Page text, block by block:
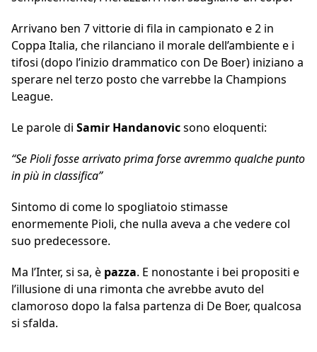
Arrivano ben 7 vittorie di fila in campionato e 2 in
Coppa Italia, che rilanciano il morale dell’ambiente e i
tifosi (dopo l’inizio drammatico con De Boer) iniziano a
sperare nel terzo posto che varrebbe la Champions
League.
Le parole di Samir Handanovicsono eloquenti:
“Se Pioli fosse arrivato prima forse avremmo qualche punto
in più in classifica”
Sintomo di come lo spogliatoio stimasse
enormemente Pioli, che nulla aveva a che vedere col
suo predecessore.
Ma l’Inter, si sa, è pazza. E nonostante i bei propositi e
l’illusione di una rimonta che avrebbe avuto del
clamoroso dopo la falsa partenza di De Boer, qualcosa
si sfalda.